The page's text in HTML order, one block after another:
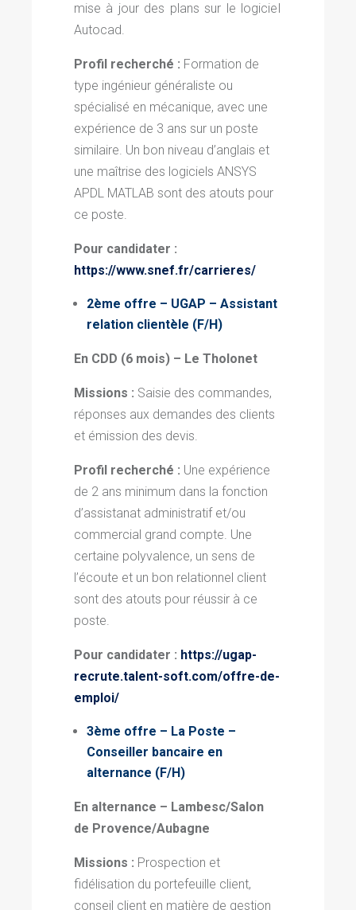
mise à jour des plans sur le logiciel
Autocad.
Profil recherché : Formation de
type ingénieur généraliste ou
spécialisé en mécanique, avec une
expérience de 3 ans sur un poste
similaire. Un bon niveau d’anglais et
une maîtrise des logiciels ANSYS
APDL MATLAB sont des atouts pour
ce poste.
Pour candidater :
https://www.snef.fr/carrieres/
2ème offre – UGAP – Assistant
relation clientèle (F/H)
En CDD (6 mois) – Le Tholonet
Missions : Saisie des commandes,
réponses aux demandes des clients
et émission des devis
Profil recherché : Une expérience
de 2 ans minimum dans la fonction
d’assistanat administratif et/ou
commercial grand compte . Une
certaine polyvalence, un sens de
l’écoute et un bon relationnel client
sont des atouts pour réussir à ce
poste.
Pour candidater : https://ugap-
recrute.talent-soft.com/offre-de-
emploi/
3ème offre – La Poste –
Conseiller bancaire en
alternance (F/H)
En alternance – Lambesc/Salon
de Provence/Aubagne
Missions : Prospection et
fidélisation du portefeuille client,
conseil client en matière de gestion